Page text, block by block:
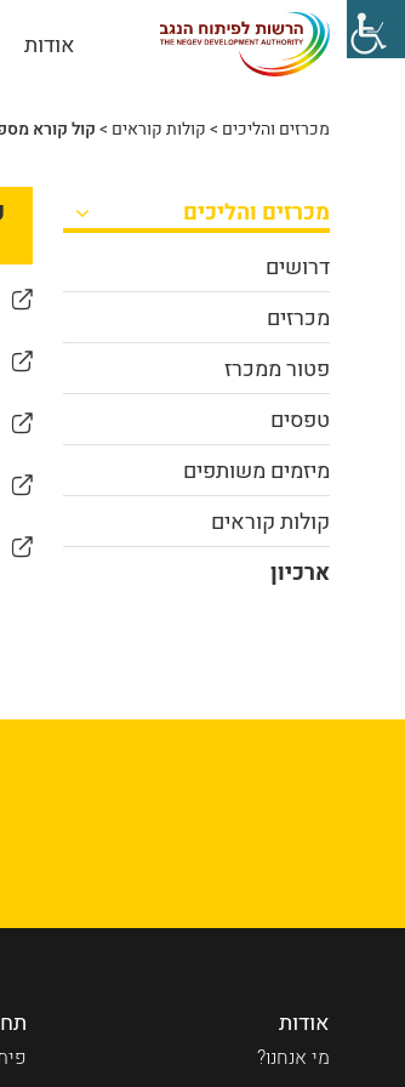
אודות
מכרזים והליכים >קולות קוראים >קול קורא מספר 04/2025 לתמיכה בתוכניות מצוינות בנגב לשנת הלימודים
מכרזים והליכים
דרושים
מכרזים
פטור ממכרז
טפסים
מיזמים משותפים
קולות קוראים
ארכיון
אודות
מי אנחנו?